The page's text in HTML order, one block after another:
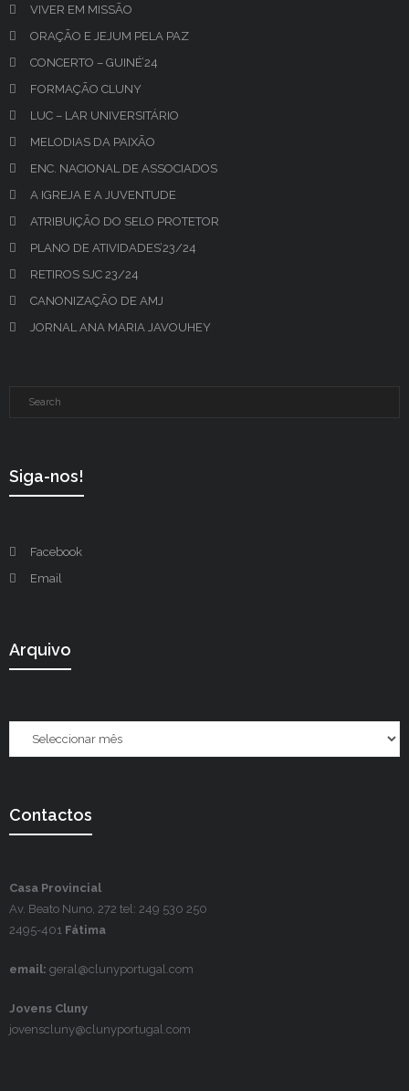
VIVER EM MISSÃO
ORAÇÃO E JEJUM PELA PAZ
CONCERTO – GUINÉ’24
FORMAÇÃO CLUNY
LUC – LAR UNIVERSITÁRIO
MELODIAS DA PAIXÃO
ENC. NACIONAL DE ASSOCIADOS
A IGREJA E A JUVENTUDE
ATRIBUIÇÃO DO SELO PROTETOR
PLANO DE ATIVIDADES’23/24
RETIROS SJC 23/24
CANONIZAÇÃO DE AMJ
JORNAL ANA MARIA JAVOUHEY
Siga-nos!
Facebook
Email
Arquivo
Contactos
Casa Provincial
Av. Beato Nuno, 272 tel: 249 530 250
2495-401 Fátima
email: geral@clunyportugal.com
Jovens Cluny
jovenscluny@clunyportugal.com